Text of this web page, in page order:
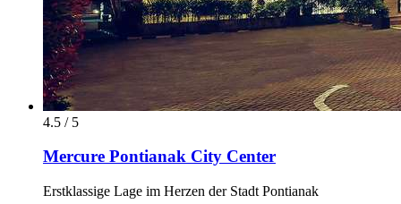
4.5 / 5
Mercure Pontianak City Center
Erstklassige Lage im Herzen der Stadt Pontianak